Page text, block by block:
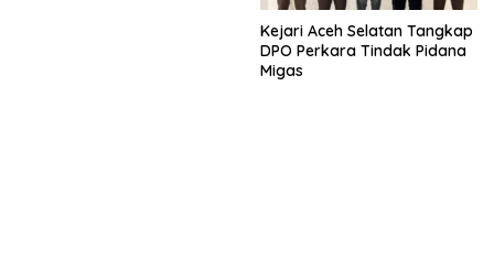
Kejari Aceh Selatan Tangkap
DPO Perkara Tindak Pidana
Migas